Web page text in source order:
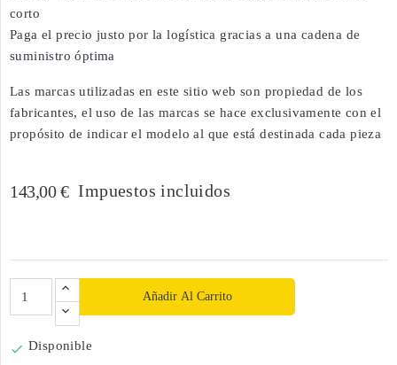
corto
Paga el precio justo por la logística gracias a una cadena de
suministro óptima
Las marcas utilizadas en este sitio web son propiedad de los
fabricantes, el uso de las marcas se hace exclusivamente con el
propósito de indicar el modelo al que está destinada cada pieza
143,00 € Impuestos incluidos
Añadir Al Carrito
 Disponible